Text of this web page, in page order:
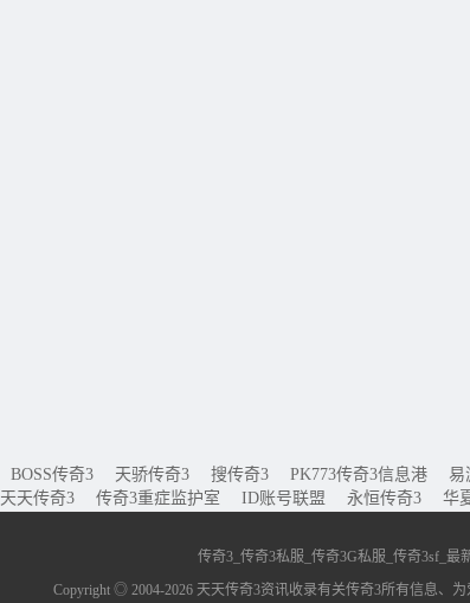
BOSS传奇3 天骄传奇3 搜传奇3 PK773传奇3信息港 易
天天传奇3 传奇3重症监护室 ID账号联盟 永恒传奇3 华
传奇3_传奇3私服_传奇3G私服_传奇3sf_最
Copyright ◎ 2004-2026 天天传奇3资讯收录有关传奇3所有信息、